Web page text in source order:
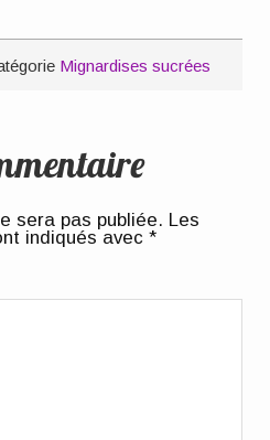
Mignardises sucrées
sera pas publiée. Les
indiqués avec*